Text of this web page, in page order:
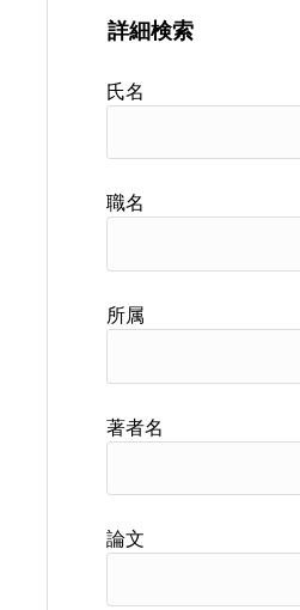
詳細検索
氏名
職名
所属
著者名
論文